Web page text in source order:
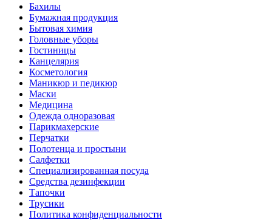
Бахилы
Бумажная продукция
Бытовая химия
Головные уборы
Гостиницы
Канцелярия
Косметология
Маникюр и педикюр
Маски
Медицина
Одежда одноразовая
Парикмахерские
Перчатки
Полотенца и простыни
Салфетки
Специализированная посуда
Средства дезинфекции
Тапочки
Трусики
Политика конфиденциальности